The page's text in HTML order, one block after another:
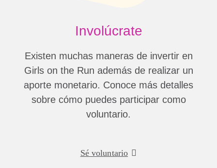
Involúcrate
Existen muchas maneras de invertir en
Girls on the Run además de realizar un
aporte monetario. Conoce más detalles
sobre cómo puedes participar como
voluntario.
Sé voluntario